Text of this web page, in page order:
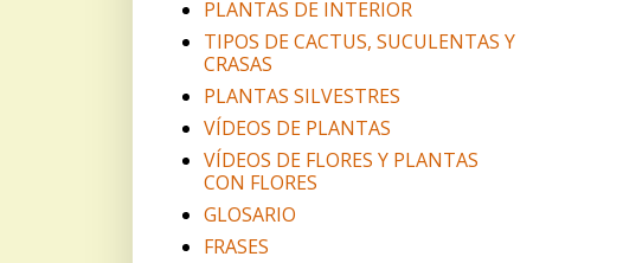
PLANTAS DE INTERIOR
TIPOS DE CACTUS, SUCULENTAS Y
CRASAS
PLANTAS SILVESTRES
VÍDEOS DE PLANTAS
VÍDEOS DE FLORES Y PLANTAS
CON FLORES
GLOSARIO
FRASES